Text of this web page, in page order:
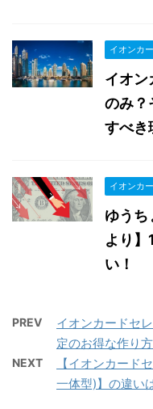
イオンカ
イオン
のみ？
すべき
イオンカ
ゆうち
より
い！
PREV
イオンカードセ
定のお得な作り方
NEXT
【イオンカード
一体型)】の違い